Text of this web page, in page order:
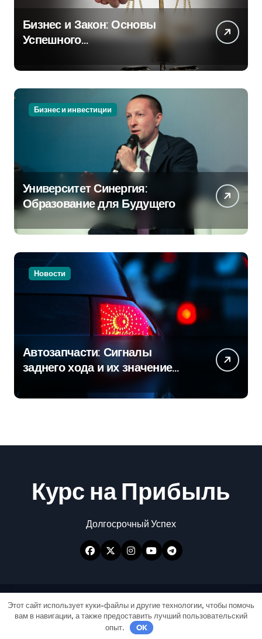
Бизнес и Закон: Основы
Успешного
Бизнес и инвестиции
Университет Синергия:
Образование для Будущего
Новости
Автозапчасти: Сигналы
заднего хода и их значение
для безопасности на дороге
Курс на Прибыль
Долгосрочный Успех
Авторские права © Все права защищены|
NewspaperupотThemeansar.
Этот сайт использует куки-файлы и другие технологии, чтобы помочь
вам в навигации, а также предоставить лучший пользовательский
опыт.
OK